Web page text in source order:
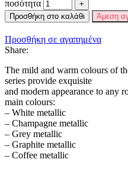
ποσότητα
Προσθήκη στο καλάθι Άμεση
Προσθήκη σε αγαπημένα
Share:
The mild and warm colours of
series provide exquisite
and modern appearance to any
main colours:
– White metallic
– Champagne metallic
– Grey metallic
– Graphite metallic
– Coffee metallic